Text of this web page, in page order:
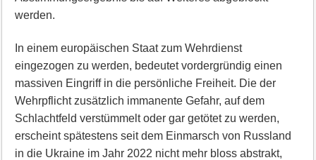
werden.
In einem europäischen Staat zum Wehrdienst
eingezogen zu werden, bedeutet vordergründig einen
massiven Eingriff in die persönliche Freiheit. Die der
Wehrpflicht zusätzlich immanente Gefahr, auf dem
Schlachtfeld verstümmelt oder gar getötet zu werden,
erscheint spätestens seit dem Einmarsch von Russland
in die Ukraine im Jahr 2022 nicht mehr bloss abstrakt,